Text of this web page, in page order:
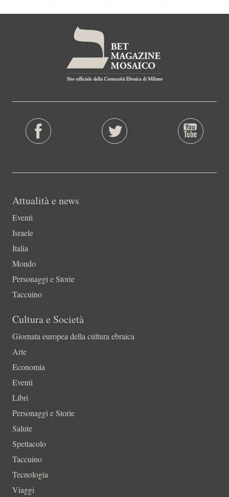
Attualità e news
Eventi
Israele
Italia
Mondo
Personaggi e Storie
Taccuino
Cultura e Società
Giornata europea della cultura ebraica
Arte
Economia
Eventi
Libri
Personaggi e Storie
Salute
Spettacolo
Taccuino
Tecnologia
Viaggi